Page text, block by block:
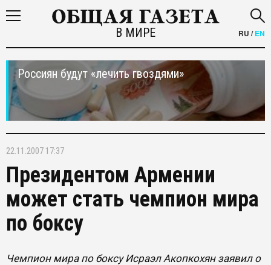
В МИРЕ RU /EN
Россиян будут «лечить гвоздями»
22.11.2007 17:37
Президентом Армении
может стать чемпион мира
по боксу
Чемпион мира по боксу Исраэл Акопкохян заявил о